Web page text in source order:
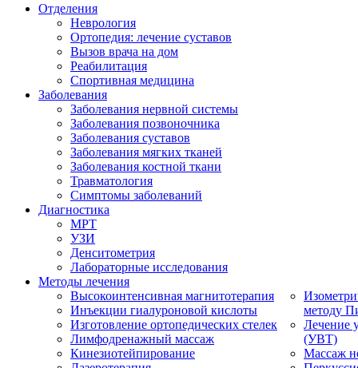
Отделения
Неврология
Ортопедия: лечение суставов
Вызов врача на дом
Реабилитация
Спортивная медицина
Заболевания
Заболевания нервной системы
Заболевания позвоночника
Заболевания суставов
Заболевания мягких тканей
Заболевания костной ткани
Травматология
Симптомы заболеваний
Диагностика
МРТ
УЗИ
Денситометрия
Лабораторные исследования
Методы лечения
Высокоинтенсивная магнитотерапия
Инъекции гиалуроновой кислоты
Изготовление ортопедических стелек
Лимфодренажный массаж
Кинезиотейпирование
методу
Лечение
(УВТ)
Массаж